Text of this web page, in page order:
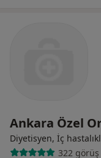
Ankara Özel
Diyetisyen, İç
322 görüş